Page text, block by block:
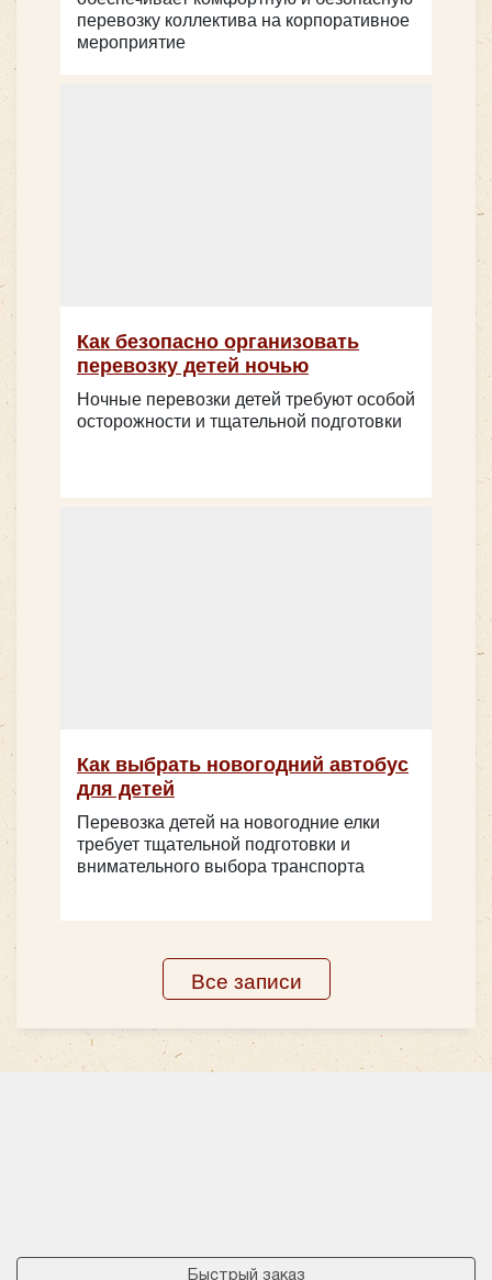
Класс:туристический
Цена от:2700 руб/час
Количество мест:19
Mercedes Sprinter 907 VIP
перевозку коллектива на корпоративное
мероприятие
Как безопасно организовать
перевозку детей ночью
Ночные перевозки детей требуют особой
осторожности и тщательной подготовки
Как выбрать новогодний автобус
для детей
Перевозка детей на новогодние елки
требует тщательной подготовки и
внимательного выбора транспорта
Все записи
Быстрый заказ